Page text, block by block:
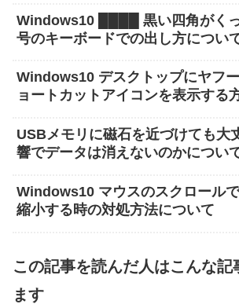
Windows10 ████ 黒い四角がく
号のキーボードでの出し方につい
Windows10 デスクトップにヤフ
ョートカットアイコンを表示する
USBメモリに磁石を近づけても大
響でデータは消えないのかについ
Windows10 マウスのスクロール
縮小する時の対処方法について
この記事を読んだ人はこんな記
ます